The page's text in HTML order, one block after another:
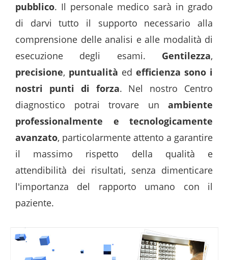
pubblico. Il personale medico sarà in grado
di darvi tutto il supporto necessario alla
comprensione delle analisi e alle modalità di
esecuzione degli esami. Gentilezza,
precisione, puntualità ed efficienza sono i
nostri punti di forza. Nel nostro Centro
diagnostico potrai trovare un ambiente
professionalmente e tecnologicamente
avanzato, particolarmente attento a garantire
il massimo rispetto della qualità e
attendibilità dei risultati, senza dimenticare
l'importanza del rapporto umano con il
paziente.